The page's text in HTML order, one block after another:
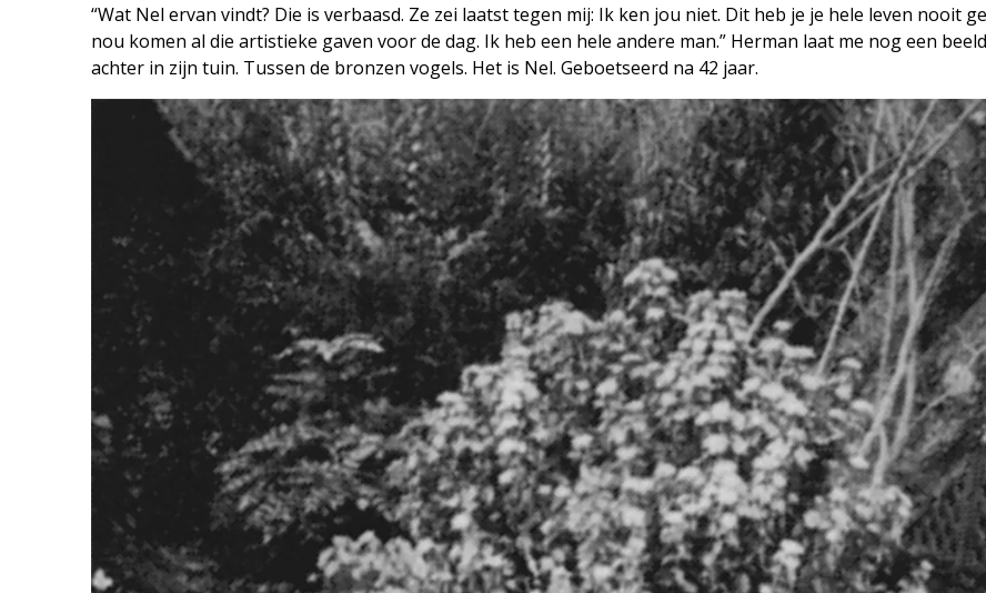
“Wat Nel ervan vindt? Die is verbaasd. Ze zei laatst tegen mij: Ik ken jou niet. Dit heb je je hele leven nooit
nou komen al die artistieke gaven voor de dag. Ik heb een hele andere man.” Herman laat me nog een
achter in zijn tuin. Tussen de bronzen vogels. Het is Nel. Geboetseerd na 42 jaar.